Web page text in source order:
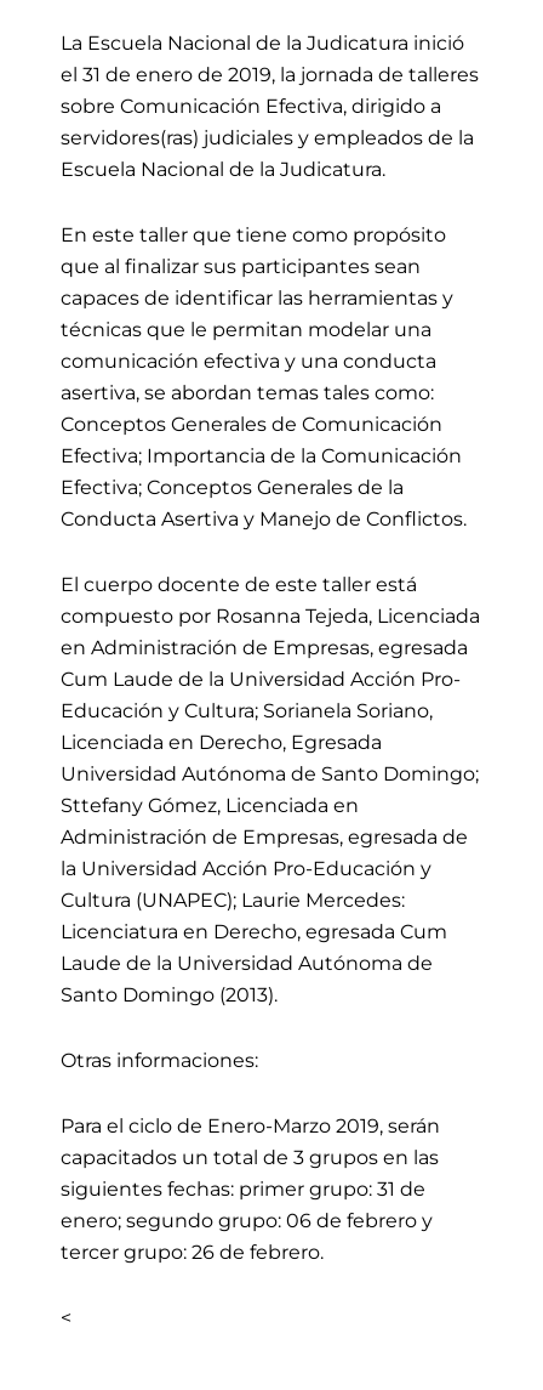
La Escuela Nacional de la Judicatura inició
el 31 de enero de 2019, la jornada de talleres
sobre Comunicación Efectiva, dirigido a
servidores(ras) judiciales y empleados de la
Escuela Nacional de la Judicatura.
En este taller que tiene como propósito
que al finalizar sus participantes sean
capaces de identificar las herramientas y
técnicas que le permitan modelar una
comunicación efectiva y una conducta
asertiva, se abordan temas tales como:
Conceptos Generales de Comunicación
Efectiva; Importancia de la Comunicación
Efectiva; Conceptos Generales de la
Conducta Asertiva y Manejo de Conflictos.
El cuerpo docente de este taller está
compuesto por Rosanna Tejeda, Licenciada
en Administración de Empresas, egresada
Cum Laude de la Universidad Acción Pro-
Educación y Cultura; Sorianela Soriano,
Licenciada en Derecho, Egresada
Universidad Autónoma de Santo Domingo;
Sttefany Gómez, Licenciada en
Administración de Empresas, egresada de
la Universidad Acción Pro-Educación y
Cultura (UNAPEC); Laurie Mercedes:
Licenciatura en Derecho, egresada Cum
Laude de la Universidad Autónoma de
Santo Domingo (2013).
Otras informaciones:
Para el ciclo de Enero-Marzo 2019, serán
capacitados un total de 3 grupos en las
siguientes fechas: primer grupo: 31 de
enero; segundo grupo: 06 de febrero y
tercer grupo: 26 de febrero.
<